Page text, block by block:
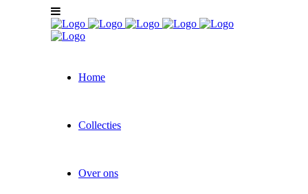
Home
Collecties
Over ons